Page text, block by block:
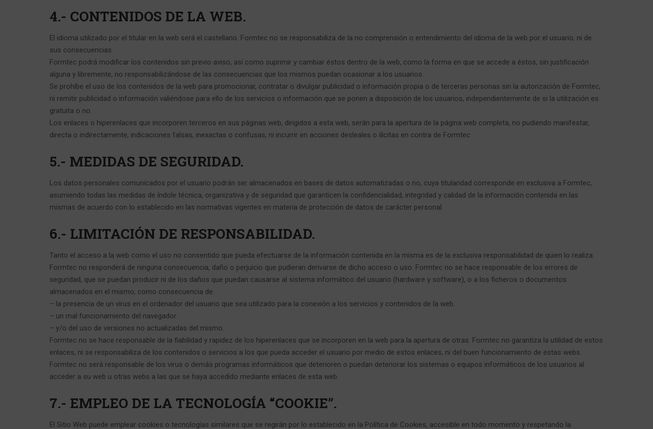
4.- CONTENIDOS DE LA WEB.
El idioma utilizado por el titular en la web será el castellano. Formtec no se responsabiliza de la no comprensión o entendimiento del idioma de la web por el usuario, ni de
sus consecuencias.
Formtec podrá modificar los contenidos sin previo aviso, así como suprimir y cambiar éstos dentro de la web, como la forma en que se accede a éstos, sin justificación
alguna y libremente, no responsabilizándose de las consecuencias que los mismos puedan ocasionar a los usuarios.
Se prohíbe el uso de los contenidos de la web para promocionar, contratar o divulgar publicidad o información propia o de terceras personas sin la autorización de Formtec,
ni remitir publicidad o información valiéndose para ello de los servicios o información que se ponen a disposición de los usuarios, independientemente de si la utilización es
gratuita o no.
Los enlaces o hiperenlaces que incorporen terceros en sus páginas web, dirigidos a esta web, serán para la apertura de la página web completa, no pudiendo manifestar,
directa o indirectamente, indicaciones falsas, inexactas o confusas, ni incurrir en acciones desleales o ilícitas en contra de Formtec
5.- MEDIDAS DE SEGURIDAD.
Los datos personales comunicados por el usuario podrán ser almacenados en bases de datos automatizadas o no, cuya titularidad corresponde en exclusiva a Formtec,
asumiendo todas las medidas de índole técnica, organizativa y de seguridad que garanticen la confidencialidad, integridad y calidad de la información contenida en las
mismas de acuerdo con lo establecido en las normativas vigentes en materia de protección de datos de carácter personal.
6.- LIMITACIÓN DE RESPONSABILIDAD.
Tanto el acceso a la web como el uso no consentido que pueda efectuarse de la información contenida en la misma es de la exclusiva responsabilidad de quien lo realiza.
Formtec no responderá de ninguna consecuencia, daño o perjuicio que pudieran derivarse de dicho acceso o uso. Formtec no se hace responsable de los errores de
seguridad, que se puedan producir ni de los daños que puedan causarse al sistema informático del usuario (hardware y software), o a los ficheros o documentos
almacenados en el mismo, como consecuencia de:
– la presencia de un virus en el ordenador del usuario que sea utilizado para la conexión a los servicios y contenidos de la web.
– un mal funcionamiento del navegador.
– y/o del uso de versiones no actualizadas del mismo.
Formtec no se hace responsable de la fiabilidad y rapidez de los hiperenlaces que se incorporen en la web para la apertura de otras. Formtec no garantiza la utilidad de estos
enlaces, ni se responsabiliza de los contenidos o servicios a los que pueda acceder el usuario por medio de estos enlaces, ni del buen funcionamiento de estas webs.
Formtec no será responsable de los virus o demás programas informáticos que deterioren o puedan deteriorar los sistemas o equipos informáticos de los usuarios al
acceder a su web u otras webs a las que se haya accedido mediante enlaces de esta web.
7.- EMPLEO DE LA TECNOLOGÍA “COOKIE”.
El Sitio Web puede emplear cookies o tecnologías similares que se regirán por lo establecido en la Política de Cookies, accesible en todo momento y respetando la